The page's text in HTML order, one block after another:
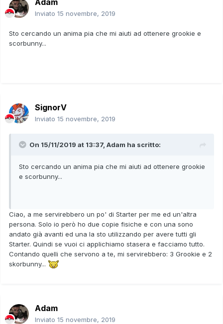
Inviato 15 novembre, 2019
Sto cercando un anima pia che mi aiuti ad ottenere grookie e
scorbunny...
SignorV
Inviato 15 novembre, 2019
On 15/11/2019 at 13:37, Adam ha scritto:
Sto cercando un anima pia che mi aiuti ad ottenere grookie
e scorbunny...
Ciao, a me servirebbero un po' di Starter per me ed un'altra
persona. Solo io però ho due copie fisiche e con una sono
andato già avanti ed una la sto utilizzando per avere tutti gli
Starter. Quindi se vuoi ci applichiamo stasera e facciamo tutto.
Contando quelli che servono a te, mi servirebbero: 3 Grookie e 2
skorbunny...
Adam
Inviato 15 novembre, 2019